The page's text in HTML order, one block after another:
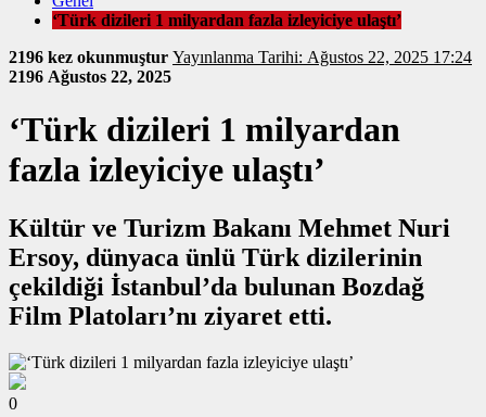
‘Türk dizileri 1 milyardan fazla izleyiciye ulaştı’
2196 kez okunmuştur
Yayınlanma Tarihi: Ağustos 22, 2025 17:24
2196 Ağustos 22, 2025
‘Türk dizileri 1 milyardan
fazla izleyiciye ulaştı’
Kültür ve Turizm Bakanı Mehmet Nuri
Ersoy, dünyaca ünlü Türk dizilerinin
çekildiği İstanbul’da bulunan Bozdağ
Film Platoları’nı ziyaret etti.
0